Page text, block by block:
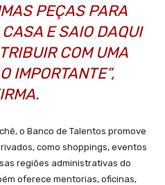
PEÇAS PARA
E SAIO DAQUI
COM UMA
IMPORTANTE”,
o Banco de Talentos promove
como shoppings, eventos
regiões administrativas do
oferece mentorias, oficinas,